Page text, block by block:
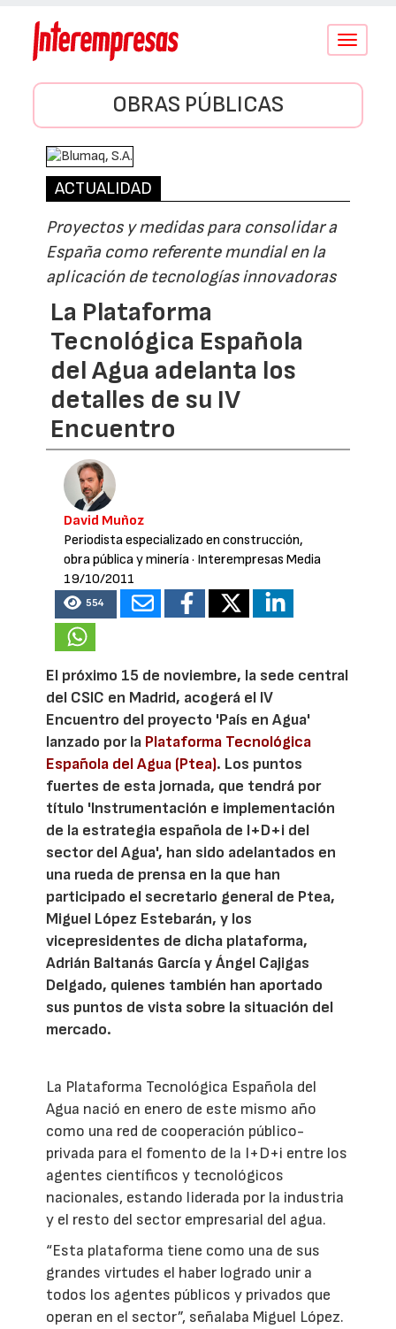
Conmutar
OBRAS PÚBLICAS
ACTUALIDAD
Proyectos y medidas para consolidar a
España como referente mundial en la
aplicación de tecnologías innovadoras
La Plataforma
Tecnológica Española
del Agua adelanta los
detalles de su IV
Encuentro
David Muñoz
Periodista especializado en construcción,
obra pública y minería· Interempresas Media
19/10/2011
554
El próximo 15 de noviembre, la sede central
del CSIC en Madrid, acogerá el IV
Encuentro del proyecto 'País en Agua'
lanzado por la Plataforma Tecnológica
Española del Agua (Ptea). Los puntos
fuertes de esta jornada, que tendrá por
título 'Instrumentación e implementación
de la estrategia española de I+D+i del
sector del Agua', han sido adelantados en
una rueda de prensa en la que han
participado el secretario general de Ptea,
Miguel López Estebarán, y los
vicepresidentes de dicha plataforma,
Adrián Baltanás García y Ángel Cajigas
Delgado, quienes también han aportado
sus puntos de vista sobre la situación del
mercado.
La Plataforma Tecnológica Española del
Agua nació en enero de este mismo año
como una red de cooperación público-
privada para el fomento de la I+D+i entre los
agentes científicos y tecnológicos
nacionales, estando liderada por la industria
y el resto del sector empresarial del agua.
“Esta plataforma tiene como una de sus
grandes virtudes el haber logrado unir a
todos los agentes públicos y privados que
operan en el sector”, señalaba Miguel López.